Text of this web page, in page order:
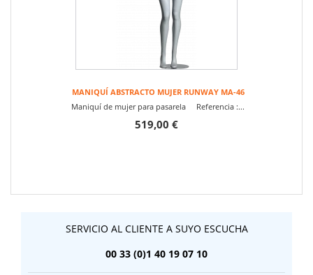
MANIQUÍ ABSTRACTO MUJER RUNWAY MA-46
Maniquí de mujer para pasarela Referencia :...
519,00 €
SERVICIO AL CLIENTE A SUYO ESCUCHA
00 33 (0)1 40 19 07 10